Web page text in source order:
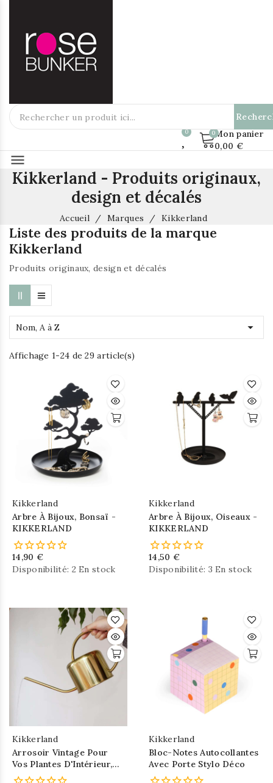
Mon panier
0,00 €
menu
Kikkerland - Produits originaux,
design et décalés
Accueil Marques Kikkerland
Liste des produits de la marque
Kikkerland
Produits originaux, design et décalés
Nom, A à Z 
Affichage 1-24 de 29 article(s)
Kikkerland
Arbre À Bijoux, Bonsaï -
KIKKERLAND
14,90 €
Disponibilité: 2 En stock
Kikkerland
Arbre À Bijoux, Oiseaux -
KIKKERLAND
14,50 €
Disponibilité: 3 En stock
Kikkerland
Arrosoir Vintage Pour
Vos Plantes D'Intérieur,
Inox
Kikkerland
Bloc-Notes Autocollantes
Avec Porte Stylo Déco